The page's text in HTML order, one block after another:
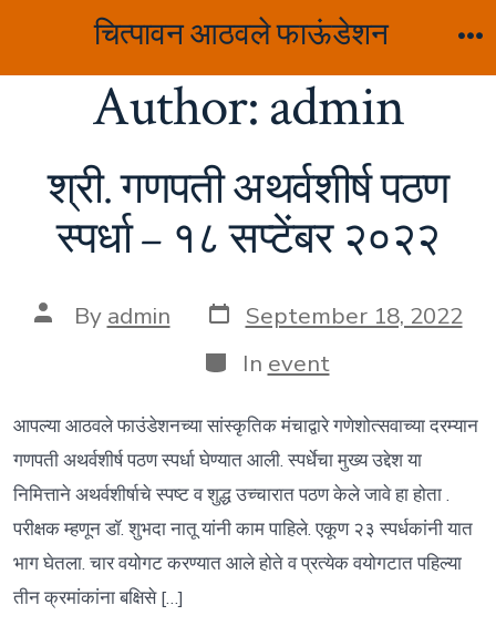
चित्पावन आठवले फाऊंडेशन
Author:admin
श्री. गणपती अथर्वशीर्ष पठण
स्पर्धा – १८ सप्टेंबर २०२२
Post
author
By admin Post
date
September 18, 2022
Categories
In event
आपल्या आठवले फाउंडेशनच्या सांस्कृतिक मंचाद्वारे गणेशोत्सवाच्या दरम्यान
गणपती अथर्वशीर्ष पठण स्पर्धा घेण्यात आली. स्पर्धेचा मुख्य उद्देश या
निमित्ताने अथर्वशीर्षाचे स्पष्ट व शुद्ध उच्चारात पठण केले जावे हा होता .
परीक्षक म्हणून डॉ. शुभदा नातू यांनी काम पाहिले. एकूण २३ स्पर्धकांनी यात
भाग घेतला. चार वयोगट करण्यात आले होते व प्रत्येक वयोगटात पहिल्या
तीन क्रमांकांना बक्षिसे […]